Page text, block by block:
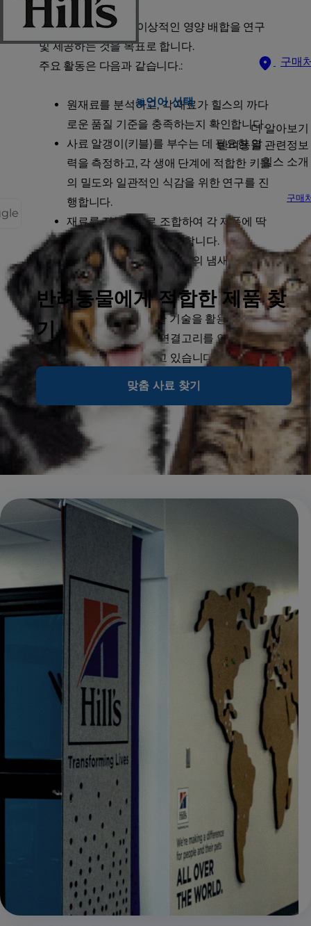
구매
언어 선택
더 알아보기
반려동물 관련정보
힐스 소개
구매
반려동물에게 적합한 제품 찾
기
맞춤 사료 찾기
PNC는 모든 제품의 이상적인 영양 배합을 연구
및 제공하는 것을 목표로 합니다.
주요 활동은 다음과 같습니다.:
원재료를 분석하고, 각 재료가 힐스의 까다
로운 품질 기준을 충족하는지 확인합니다.
사료 알갱이(키블)를 부수는 데 필요한 압
력을 측정하고, 각 생애 단계에 적합한 키블
의 밀도와 일관적인 식감을 위한 연구를 진
행합니다.
재료를 전문적으로 조합하여 각 제품에 딱
맞는 영양 성분으로 구성합니다.
반려동물이 좋아하는 사료의 냄새, 맛, 식감
등을 분석합니다.
마지막으로, 저희는 최첨단 기술을 활용하여 영
양소와 유전자 발현 간의 연결고리를 연구하고,
이를 제품 개발에 적용하고 있습니다.